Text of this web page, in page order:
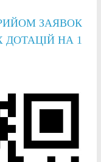
ЗАЯВОК
НА 1